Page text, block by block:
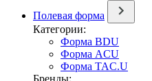
Полевая форма
Категории:
Форма BDU
Форма ACU
Форма TAC.U
Бренды: